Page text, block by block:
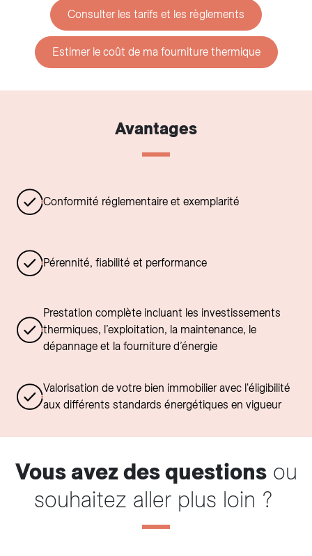
Consulter les tarifs et les règlements
Estimer le coût de ma fourniture thermique
Avantages
Conformité réglementaire et exemplarité
Pérennité, fiabilité et performance
Prestation complète incluant les investissements
thermiques, l’exploitation, la maintenance, le
dépannage et la fourniture d’énergie
Valorisation de votre bien immobilier avec l'éligibilité
aux différents standards énergétiques en vigueur
Vous avez des questionsou
souhaitez aller plus loin ?